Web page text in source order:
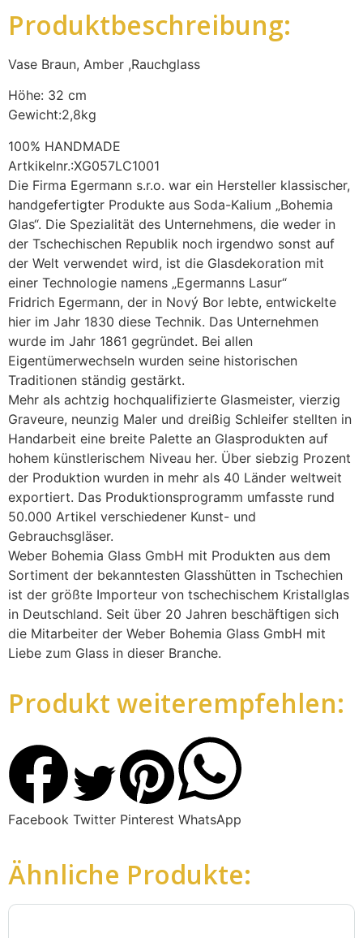
Produktbeschreibung:
Vase Braun, Amber ,Rauchglass
Höhe: 32 cm
Gewicht:2,8kg
100% HANDMADE
Artkikelnr.:XG057LC1001
Die Firma Egermann s.r.o. war ein Hersteller klassischer,
handgefertigter Produkte aus Soda-Kalium „Bohemia
Glas“. Die Spezialität des Unternehmens, die weder in
der Tschechischen Republik noch irgendwo sonst auf
der Welt verwendet wird, ist die Glasdekoration mit
einer Technologie namens „Egermanns Lasur“
Fridrich Egermann, der in Nový Bor lebte, entwickelte
hier im Jahr 1830 diese Technik. Das Unternehmen
wurde im Jahr 1861 gegründet. Bei allen
Eigentümerwechseln wurden seine historischen
Traditionen ständig gestärkt.
Mehr als achtzig hochqualifizierte Glasmeister, vierzig
Graveure, neunzig Maler und dreißig Schleifer stellten in
Handarbeit eine breite Palette an Glasprodukten auf
hohem künstlerischem Niveau her. Über siebzig Prozent
der Produktion wurden in mehr als 40 Länder weltweit
exportiert. Das Produktionsprogramm umfasste rund
50.000 Artikel verschiedener Kunst- und
Gebrauchsgläser.
Weber Bohemia Glass GmbH mit Produkten aus dem
Sortiment der bekanntesten Glasshütten in Tschechien
ist der größte Importeur von tschechischem Kristallglas
in Deutschland. Seit über 20 Jahren beschäftigen sich
die Mitarbeiter der Weber Bohemia Glass GmbH mit
Liebe zum Glass in dieser Branche.
Produkt weiterempfehlen:
Facebook Twitter Pinterest WhatsApp
Ähnliche Produkte: